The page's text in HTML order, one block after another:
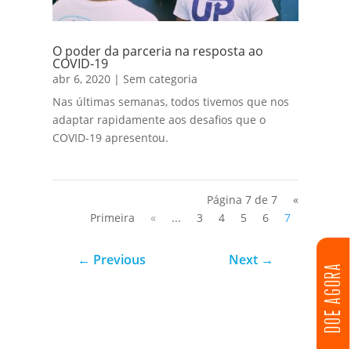
DOE AGORA
O poder da parceria na resposta ao
COVID-19
abr 6, 2020 |Sem categoria
Nas últimas semanas, todos tivemos que nos
adaptar rapidamente aos desafios que o
COVID-19 apresentou.
Página 7 de 7
«
Primeira
« ... 3 4 5 6 7
← Previous Next →